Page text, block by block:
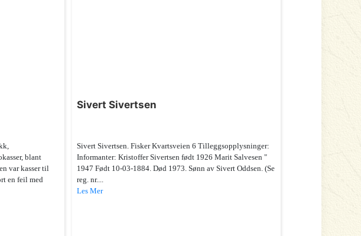
blant
var kasser til
en feil med
Sivert Sivertsen
Sivert Sivertsen. Fisker Kvartsveien 6 Tilleggsopplysninger:
Informanter: Kristoffer Sivertsen født 1926 Marit Salvesen "
1947 Født 10-03-1884. Død 1973. Sønn av Sivert Oddsen. (Se
reg. nr....
Les Mer